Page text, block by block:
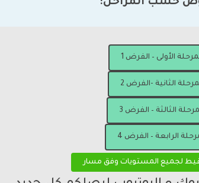
و اليوتيوب ليصلكم كل جديد